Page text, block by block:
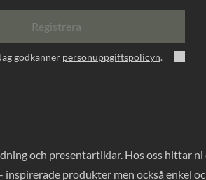
Registrera
Jag godkänner personuppgiftspolicyn.
och presentartiklar. Hos oss hittar
produkter men också enkel